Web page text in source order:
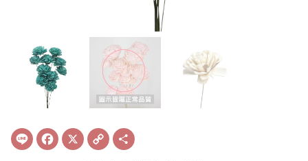
Line Facebook
X Copy
Link